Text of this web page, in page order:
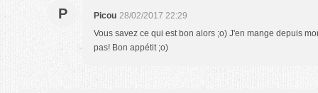
P Picou 28/02/2017 22:29
Vous savez ce qui est bon alors ;o) J'en mange depuis
pas! Bon appétit ;o)